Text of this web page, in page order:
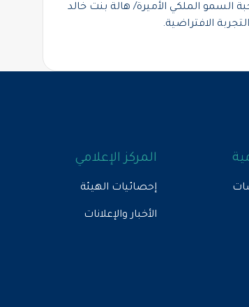
السمو الملكي الأميرة/ هالة بنت خالد
الافتراضية.
المركز الإعلامي
إحصائيات الهيئة
الأخبار والإعلانات